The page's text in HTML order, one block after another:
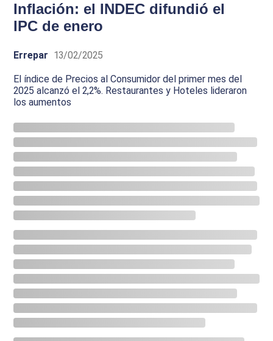
Inflación: el INDEC difundió el
IPC de enero
Errepar 13/02/2025
El índice de Precios al Consumidor del primer mes del
2025 alcanzó el 2,2%. Restaurantes y Hoteles lideraron
los aumentos